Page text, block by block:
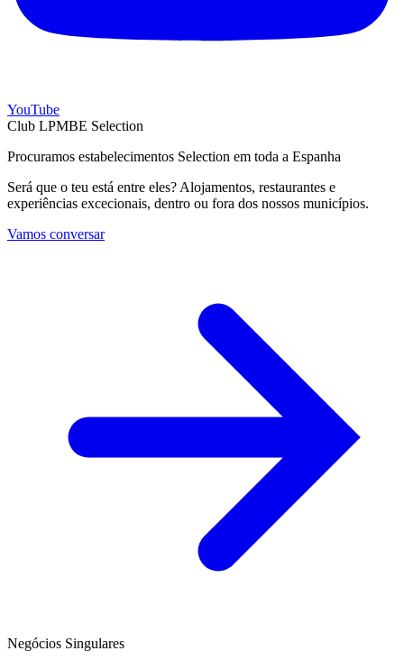
YouTube
Club LPMBE Selection
Procuramos estabelecimentos Selection em toda a Espanha
Será que o teu está entre eles? Alojamentos, restaurantes e
experiências excecionais, dentro ou fora dos nossos municípios.
Vamos conversar
Negócios Singulares